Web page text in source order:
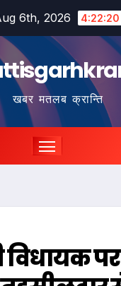
6th, 2026 4:22:21
खबर मतलब क्रान्ति
विधायक पर